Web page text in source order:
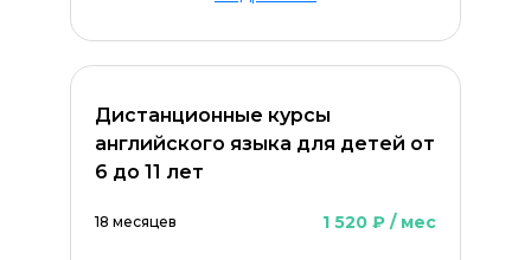
Дистанционные курсы
английского языка для детей от
6 до 11 лет
18 месяцев 1 520 ₽ / мес